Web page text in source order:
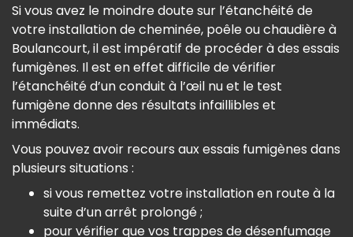
Si vous avez le moindre doute sur l’étanchéité de
votre installation de cheminée, poêle ou chaudière à
Boulancourt, il est impératif de procéder à des essais
fumigènes. Il est en effet difficile de vérifier
l’étanchéité d’un conduit à l’œil nu et le test
fumigène donne des résultats infaillibles et
immédiats.
Vous pouvez avoir recours aux essais fumigènes dans
plusieurs situations :
si vous remettez votre installation en route à la
suite d’un arrêt prolongé ;
pour vérifier que vos trappes de désenfumage